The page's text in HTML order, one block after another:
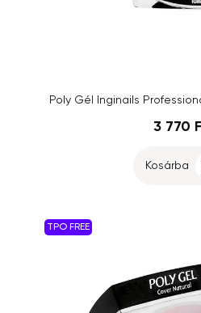
Poly Gél Inginails
3 770
Kosárba
TPO FREE